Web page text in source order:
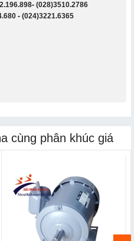
- (028)3510.2786
- (024)3221.6365
cùng phân khúc giá